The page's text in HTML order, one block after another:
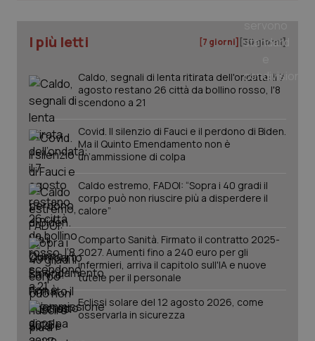
I più letti [7 giorni] [30 giorni]
Caldo, segnali di lenta ritirata dell'ondata: il 7
agosto restano 26 città da bollino rosso, l'8
scendono a 21
Covid. Il silenzio di Fauci e il perdono di Biden.
Ma il Quinto Emendamento non è
un’ammissione di colpa
Caldo estremo, FADOI: “Sopra i 40 gradi il
corpo può non riuscire più a disperdere il
calore”
Comparto Sanità. Firmato il contratto 2025-
2027. Aumenti fino a 240 euro per gli
infermieri, arriva il capitolo sull'IA e nuove
tutele per il personale
Eclissi solare del 12 agosto 2026, come
osservarla in sicurezza
tracking-sites-ironfish-
tracking-enable
www.quotidianosanita.it
tracking-sites-ironfish-
session-id
_ga
.quotidianosanita.it